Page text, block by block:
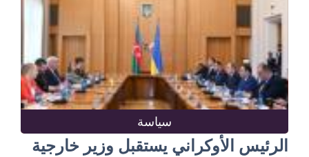
سياسة
الرئيس الأوكراني يستقبل وزير خارجية